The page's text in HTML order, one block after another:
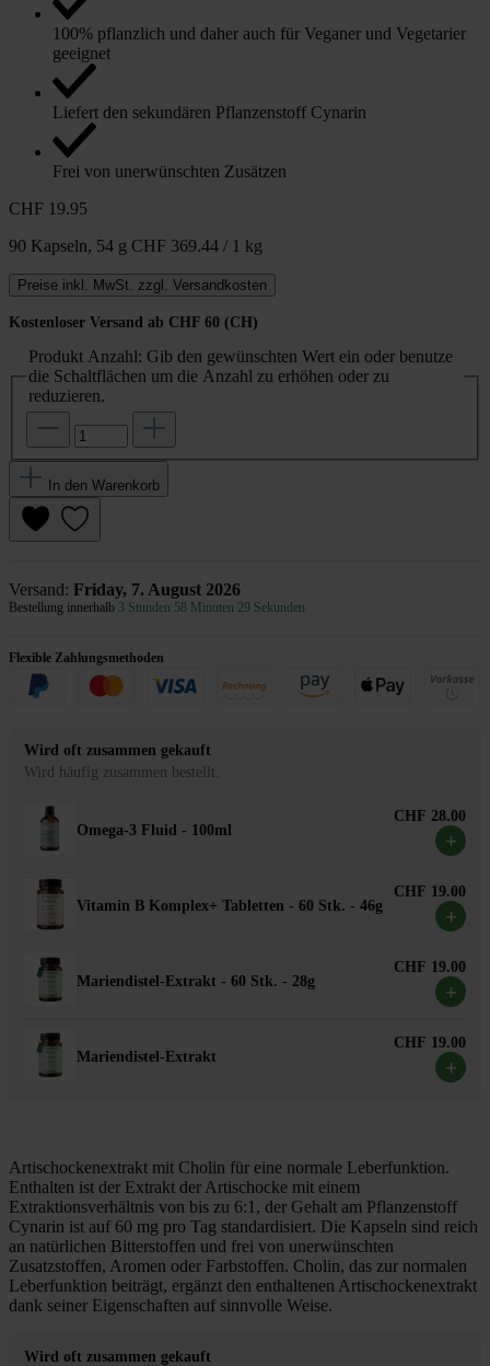
100% pflanzlich und daher auch für Veganer und Vegetarier
geeignet
Liefert den sekundären Pflanzenstoff Cynarin
Frei von unerwünschten Zusätzen
CHF 19.95
90 Kapseln, 54 g CHF 369.44 / 1 kg
Preise inkl. MwSt. zzgl. Versandkosten
Kostenloser Versand ab CHF 60 (CH)
Produkt Anzahl: Gib den gewünschten Wert ein oder benutze
die Schaltflächen um die Anzahl zu erhöhen oder zu
reduzieren.
In den Warenkorb
Versand: Friday, 7. August 2026
Bestellung innerhalb 3 Stunden 58 Minuten 29 Sekunden
Flexible Zahlungsmethoden
Wird oft zusammen gekauft
Wird häufig zusammen bestellt.
Omega-3 Fluid - 100ml
CHF 28.00
+
Vitamin B Komplex+ Tabletten - 60 Stk. - 46g
CHF 19.00
+
Mariendistel-Extrakt - 60 Stk. - 28g
CHF 19.00
+
Mariendistel-Extrakt
CHF 19.00
+
Artischockenextrakt mit Cholin für eine normale Leberfunktion.
Enthalten ist der Extrakt der Artischocke mit einem
Extraktionsverhältnis von bis zu 6:1, der Gehalt am Pflanzenstoff
Cynarin ist auf 60 mg pro Tag standardisiert. Die Kapseln sind reich
an natürlichen Bitterstoffen und frei von unerwünschten
Zusatzstoffen, Aromen oder Farbstoffen. Cholin, das zur normalen
Leberfunktion beiträgt, ergänzt den enthaltenen Artischockenextrakt
dank seiner Eigenschaften auf sinnvolle Weise.
Wird oft zusammen gekauft